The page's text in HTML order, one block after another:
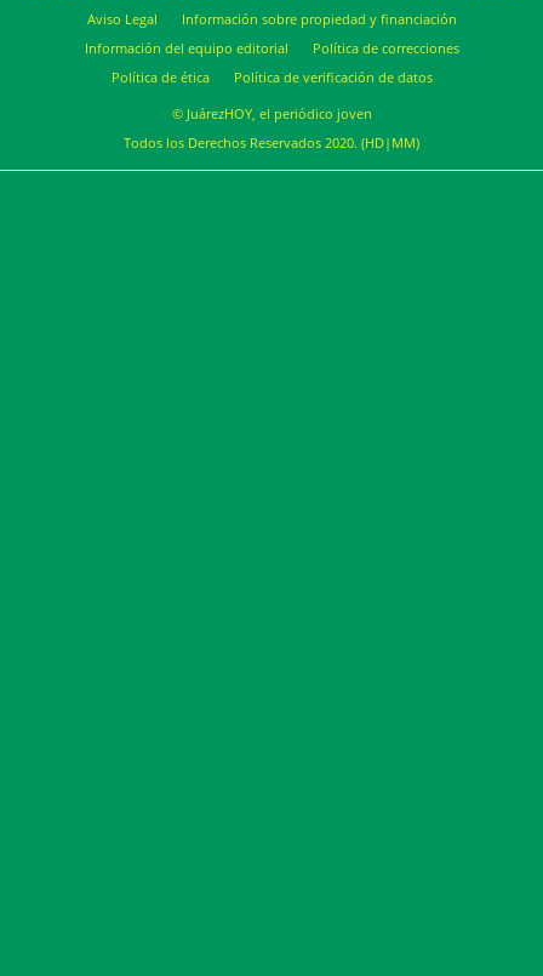
Aviso Legal
Información sobre propiedad y financiación
Información del equipo editorial
Política de correcciones
Política de ética
Política de verificación de datos
© JuárezHOY, el periódico joven
Todos los Derechos Reservados 2020. (HD|MM)